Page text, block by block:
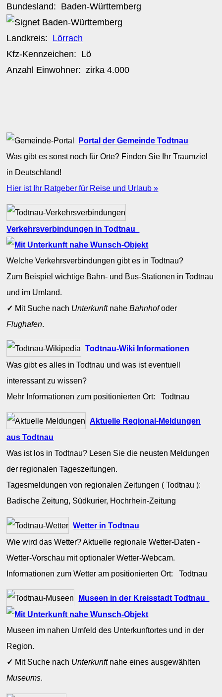
Bundesland: Baden-Württemberg
Landkreis: Lörrach
Kfz-Kennzeichen: Lö
Anzahl Einwohner: zirka4.000
Portal der Gemeinde Todtnau
Was gibt es sonst noch für Orte? Finden Sie Ihr Traumziel
in Deutschland!
Hier ist Ihr Ratgeber für Reise und Urlaub »
Verkehrsverbindungen in Todtnau
Welche Verkehrsverbindungen gibt es in Todtnau?
Zum Beispiel wichtige Bahn- und Bus-Stationen in Todtnau
und im Umland.
✓ Mit Suche nach UnterkunftnaheBahnhofoder
Flughafen.
Todtnau-Wiki Informationen
Was gibt es alles in Todtnau und was ist eventuell
interessant zu wissen?
Mehr Informationen zum positionierten Ort: Todtnau
Aktuelle Regional-Meldungen
aus Todtnau
Was ist los in Todtnau? Lesen Sie die neusten Meldungen
der regionalen Tageszeitungen.
Tagesmeldungen von regionalen Zeitungen ( Todtnau ):
Badische Zeitung, Südkurier, Hochrhein-Zeitung
Wetter in Todtnau
Wie wird das Wetter? Aktuelle regionale Wetter-Daten -
Wetter-Vorschau mit optionaler Wetter-Webcam.
Informationen zum Wetter am positionierten Ort: Todtnau
Museen in der Kreisstadt Todtnau
Museen im nahen Umfeld des Unterkunftortes und in der
Region.
✓ Mit Suche nach Unterkunftnahe eines ausgewählten
Museums.